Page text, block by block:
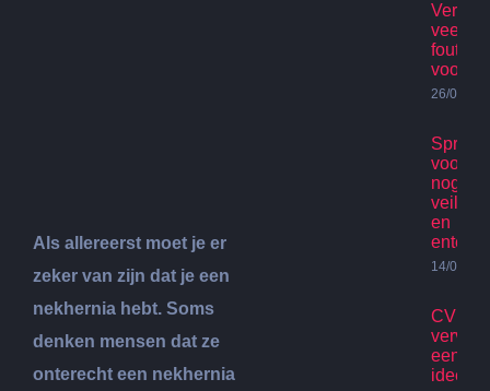
Als allereerst moet je er
zeker van zijn dat je een
nekhernia hebt. Soms
denken mensen dat ze
onterecht een nekhernia
fouten
26/07/
voor
nog
veilig
en
14/07/
CV
een
idee?